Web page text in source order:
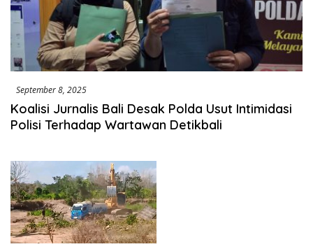
September 8, 2025
Koalisi Jurnalis Bali Desak Polda Usut Intimidasi
Polisi Terhadap Wartawan Detikbali